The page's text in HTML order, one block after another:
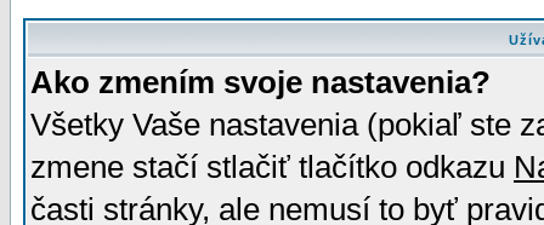
Ako zmením svoje nastavenia?
Všetky Vaše nastavenia (pokiaľ ste
zmene stačí stlačiť tlačítko odkazu
časti stránky, ale nemusí to byť